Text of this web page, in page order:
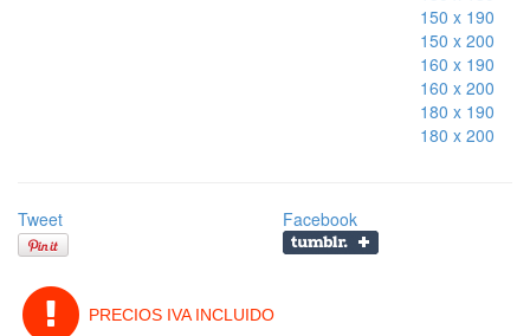
150 x 190
150 x 200
160 x 190
160 x 200
180 x 190
180 x 200
Tweet Facebook
PRECIOS IVA INCLUIDO